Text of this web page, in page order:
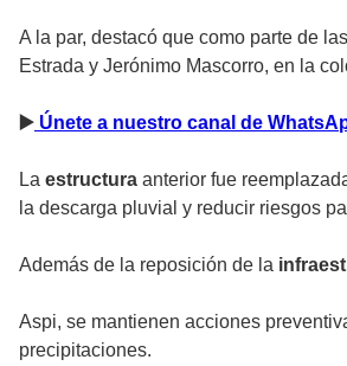
A la par, destacó que como parte de
Estrada y Jerónimo Mascorro, en la
▶ Únete a nuestro canal de
La estructura anterior fue
la descarga pluvial y reducir riesgos
Además de la reposición de la
Aspi, se mantienen acciones
precipitaciones.